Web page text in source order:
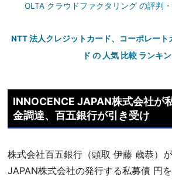
OLTA クラウドファクタリング の評判
NTT 法人クレジットカード、コーポレート
ド の 人気 比較 ランキ
INNOCENCE JAPAN株式会社が
金調達、百五銀行が引き受け
株式会社百五銀行（頭取 伊藤 歳恭）
JAPAN株式会社の発行する私募債 円を